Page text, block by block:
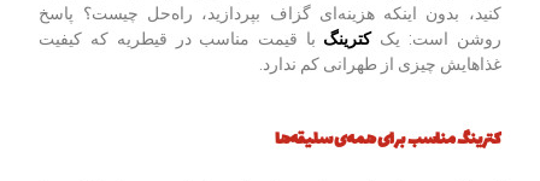
کنید، بدون اینکه هزینه‌ای گزاف بپردازید، راه‌حل چیست؟ پاسخ
روشن است: یککترینگ با قیمت مناسب در قیطریه که کیفیت
غذاهایش چیزی از طهرانی کم ندارد.
کترینگ مناسب برای همه‌ی سلیقه‌ها